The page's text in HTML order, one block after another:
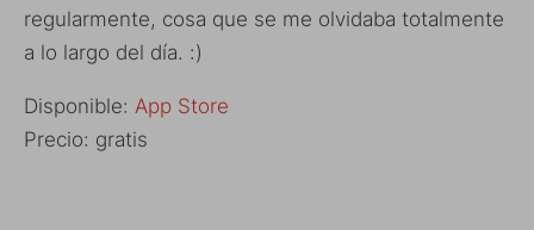
regularmente, cosa que se me olvidaba totalmente
a lo largo del día. :)
Disponible: App Store
Precio: gratis